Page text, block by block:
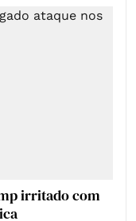
irritado com